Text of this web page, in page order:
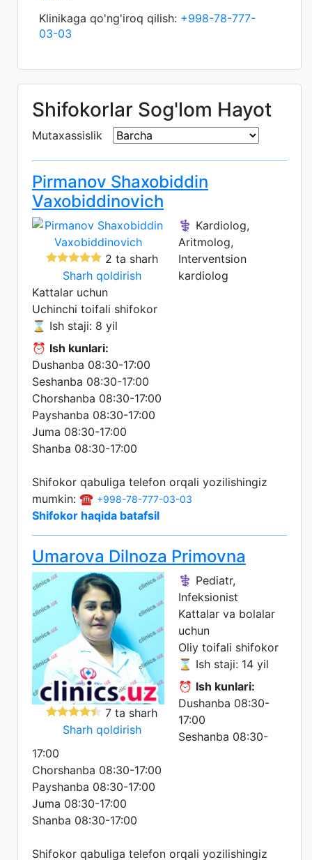
Klinikaga qo'ng'iroq qilish: +998-78-777-
03-03
Shifokorlar Sog'lom Hayot
Mutaxassislik
Pirmanov Shaxobiddin
Vaxobiddinovich
2 ta sharh
Sharh qoldirish
⚕️ Kardiolog,
Aritmolog,
Interventsion
kardiolog
Kattalar uchun
Uchinchi toifali shifokor
⌛ Ish staji: 8 yil
⏰ Ish kunlari:
Dushanba 08:30-17:00
Seshanba 08:30-17:00
Chorshanba 08:30-17:00
Payshanba 08:30-17:00
Juma 08:30-17:00
Shanba 08:30-17:00
Shifokor qabuliga telefon orqali yozilishingiz
mumkin: ☎️ +998-78-777-03-03
Shifokor haqida batafsil
Umarova Dilnoza Primovna
7 ta sharh
Sharh qoldirish
⚕️ Pediatr,
Infeksionist
Kattalar va bolalar
uchun
Oliy toifali shifokor
⌛ Ish staji: 14 yil
⏰ Ish kunlari:
Dushanba 08:30-
17:00
Seshanba 08:30-
17:00
Chorshanba 08:30-17:00
Payshanba 08:30-17:00
Juma 08:30-17:00
Shanba 08:30-17:00
Shifokor qabuliga telefon orqali yozilishingiz